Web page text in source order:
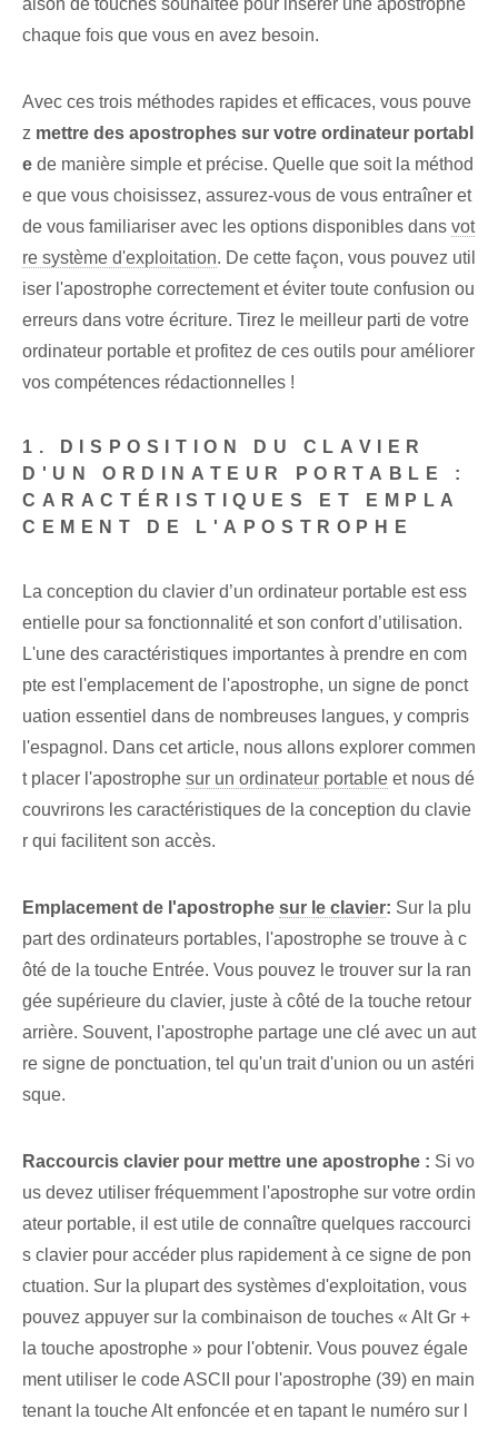
aison de touches souhaitée pour insérer une apostrophe
chaque fois que vous en avez besoin.
Avec ces trois méthodes rapides et efficaces, vous pouve
z mettre des apostrophes sur votre ordinateur portabl
e de manière simple et précise. Quelle que soit la méthod
e que vous choisissez, assurez-vous de vous entraîner et
de vous familiariser avec les options‌ disponibles dans vot
re système d'exploitation. ‌De cette façon, vous pouvez util
iser l'apostrophe correctement et éviter toute confusion ‌ou
erreurs dans votre écriture. Tirez le meilleur parti de votre
ordinateur portable et profitez de ces outils pour améliorer
vos compétences rédactionnelles !
1. DISPOSITION DU CLAVIER
D'UN ORDINATEUR PORTABLE :
CARACTÉRISTIQUES ET EMPLA
CEMENT DE L'APOSTROPHE
La conception du clavier d’un ordinateur portable est ess
entielle pour sa fonctionnalité et son confort d’utilisation.
L'une des caractéristiques importantes à prendre en com
pte est l'emplacement de l'apostrophe, un signe de ponct
uation essentiel⁤ dans de nombreuses langues⁢, y compris
l'espagnol. Dans cet article, nous allons explorer commen
t placer l'apostrophe sur un ordinateur portable et nous dé
couvrirons les caractéristiques de la conception du clavie
r qui facilitent son accès.
Emplacement de l'apostrophe sur le clavier: Sur la plu
part des ordinateurs portables, l'apostrophe se trouve à c
ôté de la touche Entrée. ⁢Vous pouvez le trouver sur la ran
gée supérieure du clavier, juste à côté de la touche retour
arrière. Souvent, l'apostrophe partage une clé avec un aut
re signe de ponctuation, tel qu'un trait d'union ou un astéri
sque.
Raccourcis clavier pour mettre une apostrophe : Si vo
us devez utiliser fréquemment l'apostrophe sur votre ordin
ateur portable, il est utile de connaître quelques raccourci
s clavier pour accéder plus rapidement à ce signe de pon
ctuation. Sur la plupart des systèmes d'exploitation, vous
pouvez appuyer sur la combinaison de touches « Alt Gr +
la touche apostrophe »‌ pour l'obtenir. Vous pouvez égale
ment utiliser le code ASCII pour l'apostrophe (39) en main
tenant la touche Alt enfoncée et en tapant le numéro sur l